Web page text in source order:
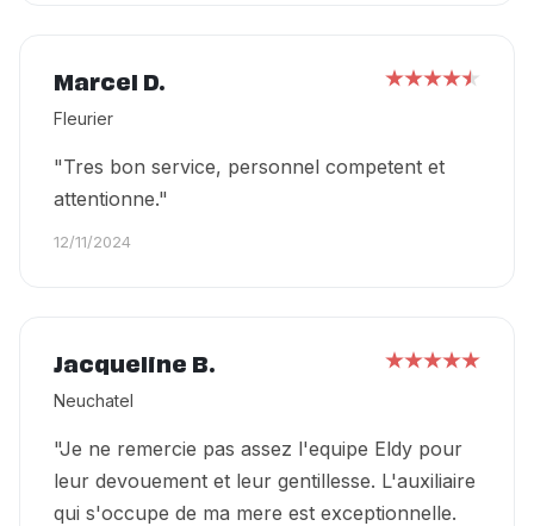
Marcel D.
Fleurier
"Tres bon service, personnel competent et
attentionne."
12/11/2024
Jacqueline B.
Neuchatel
"Je ne remercie pas assez l'equipe Eldy pour
leur devouement et leur gentillesse. L'auxiliaire
qui s'occupe de ma mere est exceptionnelle.